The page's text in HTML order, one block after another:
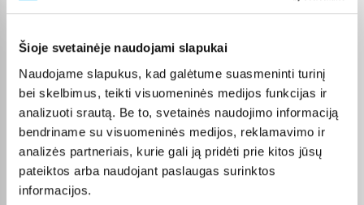
Šioje svetainėje naudojami slapukai
Naudojame slapukus, kad galėtume suasmeninti turinį
bei skelbimus, teikti visuomeninės medijos funkcijas ir
analizuoti srautą. Be to, svetainės naudojimo informaciją
bendriname su visuomeninės medijos, reklamavimo ir
analizės partneriais, kurie gali ją pridėti prie kitos jūsų
pateiktos arba naudojant paslaugas surinktos
informacijos.
parametrus bei papildomas pirkimo sąlygas, kad būtų lengviau
Papildomi pasirinkimai ir prekių savybių filtrai padeda patogiai
susiaurinti asortimentą ir greičiau rasti tinkamą prekę.
Peržiūrėkite „TOORXSvarmenys“ pasiūlymus BIGBOX.LT,
palyginkite prekes ir pirkite internetu patogiai. Pasirinktą
prekę pristatysime per jos aprašyme nurodytą terminą.